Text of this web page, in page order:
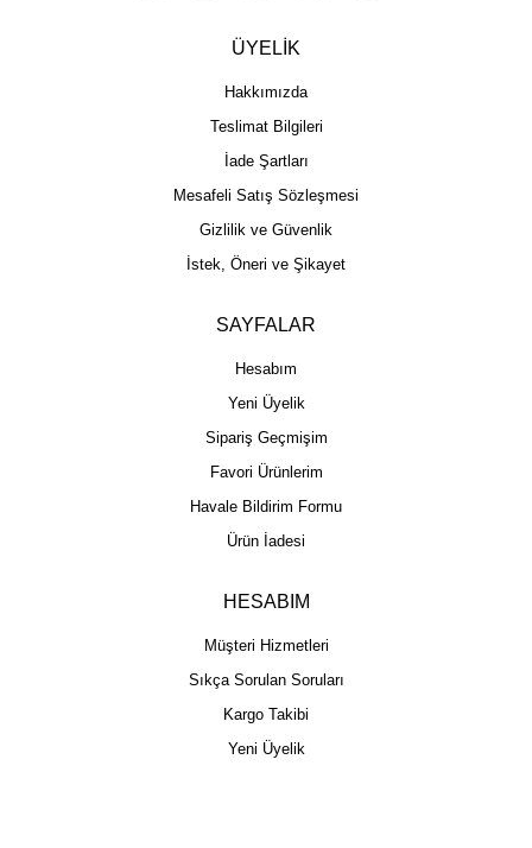
ÜYELİK
Hakkımızda
Teslimat Bilgileri
İade Şartları
Mesafeli Satış Sözleşmesi
Gizlilik ve Güvenlik
İstek, Öneri ve Şikayet
SAYFALAR
Hesabım
Yeni Üyelik
Sipariş Geçmişim
Favori Ürünlerim
Havale Bildirim Formu
Ürün İadesi
HESABIM
Müşteri Hizmetleri
Sıkça Sorulan Soruları
Kargo Takibi
Yeni Üyelik